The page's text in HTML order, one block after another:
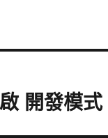
開發模式